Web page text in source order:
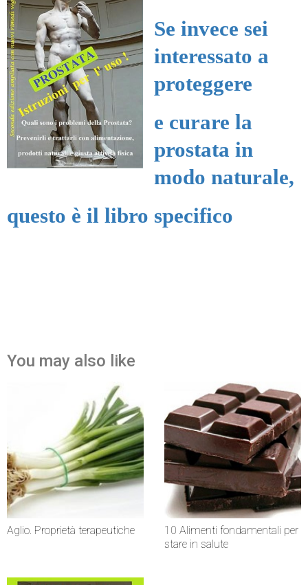
Se invece sei
interessato a
proteggere
e curare la
prostata in
modo naturale,
questo è il libro specifico
You may also like
Aglio. Proprietà terapeutiche
10 Alimenti fondamentali per
stare in salute